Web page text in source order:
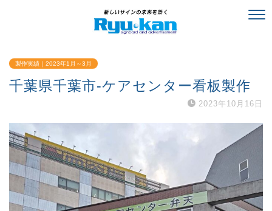
製作実績｜2023年1月～3月
千葉県千葉市-ケアセンター看板製作
2023年10月16日